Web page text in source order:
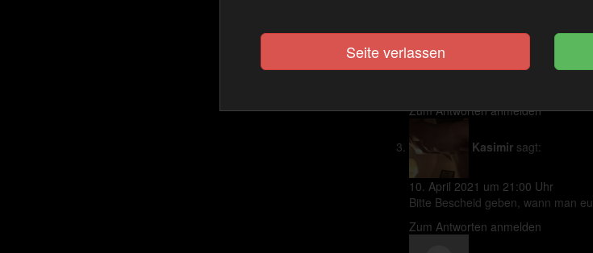
markerase sagt:
16. September 2020 um 23:33 Uhr
Zum Antworten anmelden
Kasimir sagt:
10. April 2021 um 21:00 Uhr
Bitte Bescheid geben, wann man
Zum Antworten anmelden
Seite verlassen